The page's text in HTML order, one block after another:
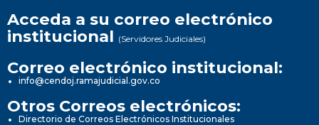
Acceda a su correo electrónico
institucional (Servidores Judiciales)
Correo electrónico institucional:
info@cendoj.ramajudicial.gov.co
Otros Correos electrónicos:
Directorio de Correos Electrónicos Institucionales